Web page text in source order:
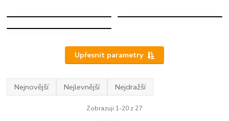
Upřesnit parametry
Nejnovější Nejlevnější Nejdražší
Zobrazuji 1-20 z 27